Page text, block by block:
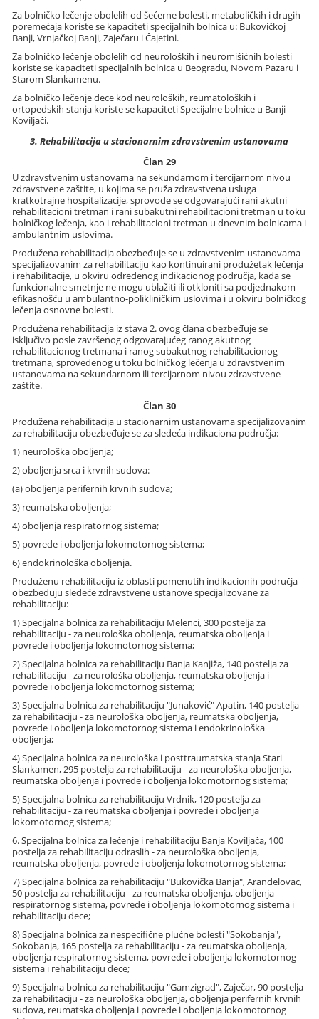
Za bolničko lečenje obolelih od šećerne bolesti, metaboličkih i drugih
poremećaja koriste se kapaciteti specijalnih bolnica u: Bukovičkoj
Banji, Vrnjačkoj Banji, Zaječaru i Čajetini.
Za bolničko lečenje obolelih od neuroloških i neuromišićnih bolesti
koriste se kapaciteti specijalnih bolnica u Beogradu, Novom Pazaru i
Starom Slankamenu.
Za bolničko lečenje dece kod neuroloških, reumatoloških i
ortopedskih stanja koriste se kapaciteti Specijalne bolnice u Banji
Koviljači.
3. Rehabilitacija u stacionarnim zdravstvenim ustanovama
Član 29
U zdravstvenim ustanovama na sekundarnom i tercijarnom nivou
zdravstvene zaštite, u kojima se pruža zdravstvena usluga
kratkotrajne hospitalizacije, sprovode se odgovarajući rani akutni
rehabilitacioni tretman i rani subakutni rehabilitacioni tretman u toku
bolničkog lečenja, kao i rehabilitacioni tretman u dnevnim bolnicama i
ambulantnim uslovima.
Produžena rehabilitacija obezbeđuje se u zdravstvenim ustanovama
specijalizovanim za rehabilitaciju kao kontinuirani produžetak lečenja
i rehabilitacije, u okviru određenog indikacionog područja, kada se
funkcionalne smetnje ne mogu ublažiti ili otkloniti sa podjednakom
efikasnošću u ambulantno-polikliničkim uslovima i u okviru bolničkog
lečenja osnovne bolesti.
Produžena rehabilitacija iz stava 2. ovog člana obezbeđuje se
isključivo posle završenog odgovarajućeg ranog akutnog
rehabilitacionog tretmana i ranog subakutnog rehabilitacionog
tretmana, sprovedenog u toku bolničkog lečenja u zdravstvenim
ustanovama na sekundarnom ili tercijarnom nivou zdravstvene
zaštite.
Član 30
Produžena rehabilitacija u stacionarnim ustanovama specijalizovanim
za rehabilitaciju obezbeđuje se za sledeća indikaciona područja:
1) neurološka oboljenja;
2) oboljenja srca i krvnih sudova:
(a) oboljenja perifernih krvnih sudova;
3) reumatska oboljenja;
4) oboljenja respiratornog sistema;
5) povrede i oboljenja lokomotornog sistema;
6) endokrinološka oboljenja.
Produženu rehabilitaciju iz oblasti pomenutih indikacionih područja
obezbeđuju sledeće zdravstvene ustanove specijalizovane za
rehabilitaciju:
1) Specijalna bolnica za rehabilitaciju Melenci, 300 postelja za
rehabilitaciju - za neurološka oboljenja, reumatska oboljenja i
povrede i oboljenja lokomotornog sistema;
2) Specijalna bolnica za rehabilitaciju Banja Kanjiža, 140 postelja za
rehabilitaciju - za neurološka oboljenja, reumatska oboljenja i
povrede i oboljenja lokomotornog sistema;
3) Specijalna bolnica za rehabilitaciju "Junaković" Apatin, 140 postelja
za rehabilitaciju - za neurološka oboljenja, reumatska oboljenja,
povrede i oboljenja lokomotornog sistema i endokrinološka
oboljenja;
4) Specijalna bolnica za neurološka i posttraumatska stanja Stari
Slankamen, 295 postelja za rehabilitaciju - za neurološka oboljenja,
reumatska oboljenja i povrede i oboljenja lokomotornog sistema;
5) Specijalna bolnica za rehabilitaciju Vrdnik, 120 postelja za
rehabilitaciju - za reumatska oboljenja i povrede i oboljenja
lokomotornog sistema;
6. Specijalna bolnica za lečenje i rehabilitaciju Banja Koviljača, 100
postelja za rehabilitaciju odraslih - za neurološka oboljenja,
reumatska oboljenja, povrede i oboljenja lokomotornog sistema;
7) Specijalna bolnica za rehabilitaciju "Bukovička Banja", Aranđelovac,
50 postelja za rehabilitaciju - za reumatska oboljenja, oboljenja
respiratornog sistema, povrede i oboljenja lokomotornog sistema i
rehabilitaciju dece;
8) Specijalna bolnica za nespecifične plućne bolesti "Sokobanja",
Sokobanja, 165 postelja za rehabilitaciju - za reumatska oboljenja,
oboljenja respiratornog sistema, povrede i oboljenja lokomotornog
sistema i rehabilitaciju dece;
9) Specijalna bolnica za rehabilitaciju "Gamzigrad", Zaječar, 90 postelja
za rehabilitaciju - za neurološka oboljenja, oboljenja perifernih krvnih
sudova, reumatska oboljenja i povrede i oboljenja lokomotornog